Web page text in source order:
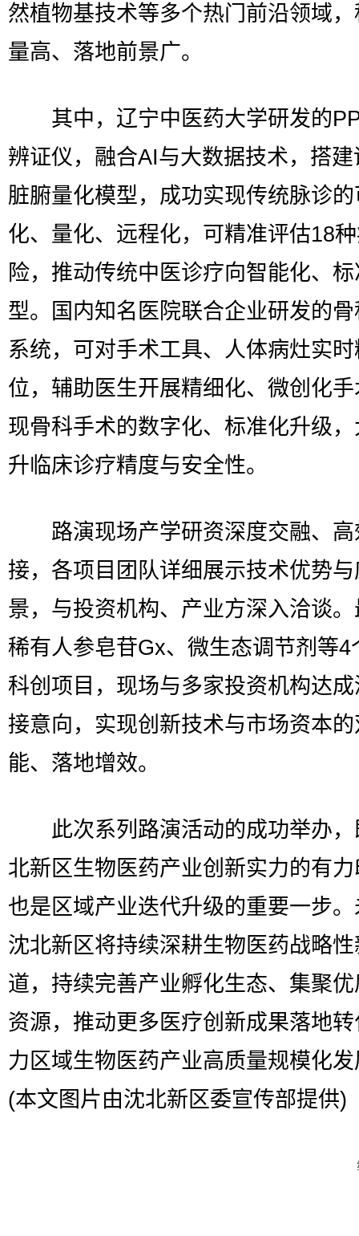
然植物基技术等多个热门前沿领域
量高、落地前景广。
其中，辽宁中医药大学研发的
辨证仪，融合AI与大数据技术，搭建
脏腑量化模型，成功实现传统脉诊
化、量化、远程化，可精准评估18
险，推动传统中医诊疗向智能化、
型。国内知名医院联合企业研发的
系统，可对手术工具、人体病灶实
位，辅助医生开展精细化、微创化
现骨科手术的数字化、标准化升级
升临床诊疗精度与安全性。
路演现场产学研资深度交融、高
接，各项目团队详细展示技术优势
景，与投资机构、产业方深入洽谈
稀有人参皂苷Gx、微生态调节剂等4
科创项目，现场与多家投资机构达
接意向，实现创新技术与市场资本
能、落地增效。
此次系列路演活动的成功举办，
北新区生物医药产业创新实力的有
也是区域产业迭代升级的重要一步
沈北新区将持续深耕生物医药战略
道，持续完善产业孵化生态、集聚
资源，推动更多医疗创新成果落地
力区域生物医药产业高质量规模化
(本文图片由沈北新区委宣传部提供)